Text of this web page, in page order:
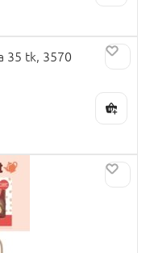
35 tk, 3570